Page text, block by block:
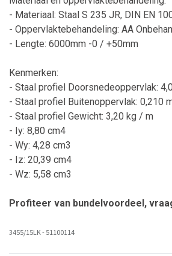
- Materiaal: Staal S 235 JR, DIN EN
- Oppervlaktebehandeling: AA
- Lengte: 6000mm -0 / +50mm
Kenmerken:
- Staal profiel Doorsnedeoppervlak:
- Staal profiel Buitenoppervlak: 0,210
- Staal profiel Gewicht: 3,20 kg / m
- Iy: 8,80 cm4
- Wy: 4,28 cm3
- Iz: 20,39 cm4
- Wz: 5,58 cm3
Profiteer van bundelvoordeel,
3455/15LK - 51100114